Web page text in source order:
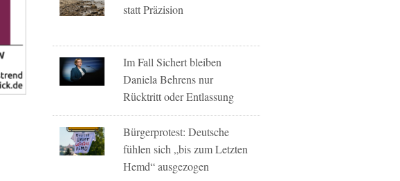
statt Präzision
Im Fall Sichert bleiben
Daniela Behrens nur
Rücktritt oder Entlassung
Bürgerprotest: Deutsche
fühlen sich „bis zum Letzten
Hemd“ ausgezogen